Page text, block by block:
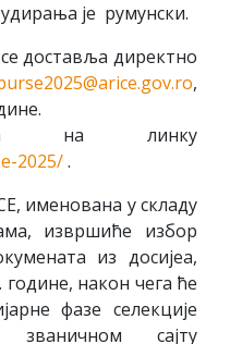
је румунски.
доставља директно
,
на линку
2025/.
именована у складу
извршиће избор
из досијеа,
године, након чега ће
фазе селекције
сајту